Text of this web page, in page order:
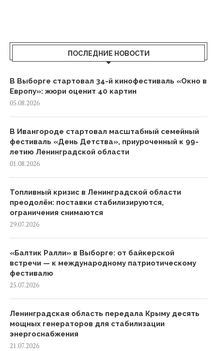
ПОСЛЕДНИЕ НОВОСТИ
В Выборге стартовал 34-й кинофестиваль «Окно в
Европу»: жюри оценит 40 картин
05.08.2026
В Ивангороде стартовал масштабный семейный
фестиваль «День Детства», приуроченный к 99-
летию Ленинградской области
01.08.2026
Топливный кризис в Ленинградской области
преодолён: поставки стабилизируются,
ограничения снимаются
29.07.2026
«Балтик Ралли» в Выборге: от байкерской
встречи — к международному патриотическому
фестивалю
25.07.2026
Ленинградская область передала Крыму десять
мощных генераторов для стабилизации
энергоснабжения
21.07.2026